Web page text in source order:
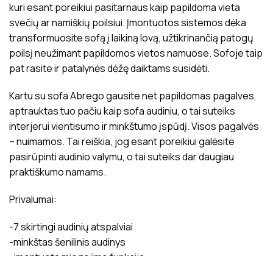
kuri esant poreikiui pasitarnaus kaip papildoma vieta
svečių ar namiškių poilsiui. Įmontuotos sistemos dėka
transformuosite sofą į laikiną lovą, užtikrinančią patogų
poilsį neužimant papildomos vietos namuose. Sofoje taip
pat rasite ir patalynės dėžę daiktams susidėti.
Kartu su sofa Abrego gausite net papildomas pagalves,
aptrauktas tuo pačiu kaip sofa audiniu, o tai suteiks
interjerui vientisumo ir minkštumo įspūdį. Visos pagalvės
– nuimamos. Tai reiškia, jog esant poreikiui galėsite
pasirūpinti audinio valymu, o tai suteiks dar daugiau
praktiškumo namams.
Privalumai:
-7 skirtingi audinių atspalviai
-minkštas šenilinis audinys